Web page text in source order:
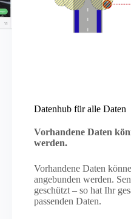
Datenhub für alle Daten
Vorhandene Daten
werden.
Vorhandene Daten
angebunden werden.
geschützt – so hat Ihr
passenden Daten.